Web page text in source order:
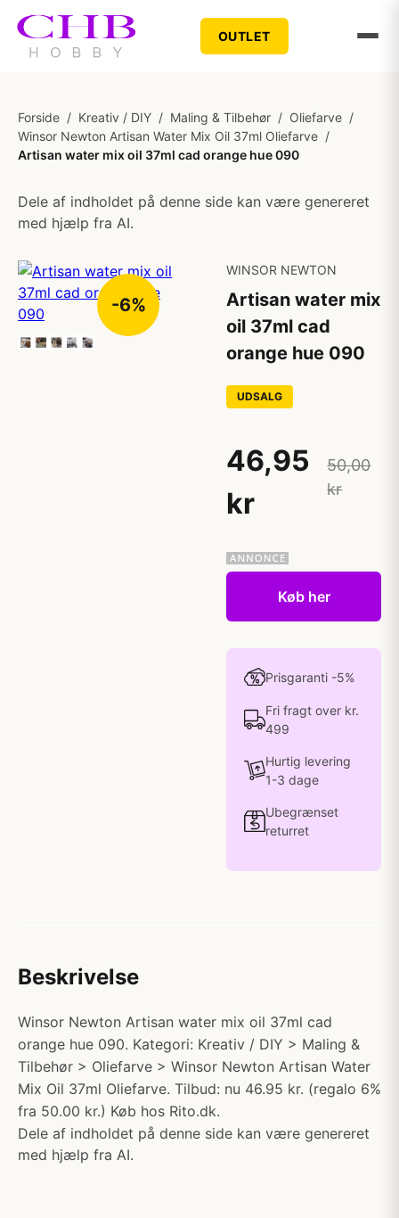
OUTLET
Forside / Kreativ / DIY / Maling & Tilbehør / Oliefarve /
Winsor Newton Artisan Water Mix Oil 37ml Oliefarve /
Artisan water mix oil 37ml cad orange hue 090
Dele af indholdet på denne side kan være genereret
med hjælp fra AI.
-6%
WINSOR NEWTON
Artisan water mix
oil 37ml cad
orange hue 090
UDSALG
46,95
kr
50,00
kr
Køb her
Prisgaranti -5%
Fri fragt over kr.
499
Hurtig levering
1-3 dage
Ubegrænset
returret
Beskrivelse
Winsor Newton Artisan water mix oil 37ml cad
orange hue 090. Kategori: Kreativ / DIY > Maling &
Tilbehør > Oliefarve > Winsor Newton Artisan Water
Mix Oil 37ml Oliefarve. Tilbud: nu 46.95 kr. (regalo 6%
fra 50.00 kr.) Køb hos Rito.dk.
Dele af indholdet på denne side kan være genereret
med hjælp fra AI.